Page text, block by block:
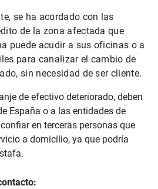
se ha acordado con las
de la zona afectada que
puede acudir a sus oficinas o a
para canalizar el cambio de
sin necesidad de ser cliente.
de efectivo deteriorado, deben
España o a las entidades de
en terceras personas que
a domicilio, ya que podría